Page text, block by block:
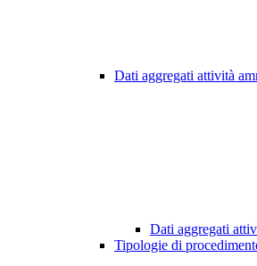
Dati aggregati attività
Dati aggregati
Tipologie di